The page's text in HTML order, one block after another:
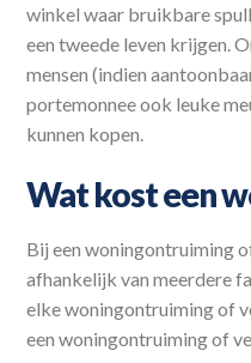
winkel waar bruikbare
een tweede leven krijgen.
mensen (indien
portemonnee ook leuke
kunnen kopen.
Wat kost een
Bij een woningontruiming
afhankelijk van meerdere
elke woningontruiming of
een woningontruiming of